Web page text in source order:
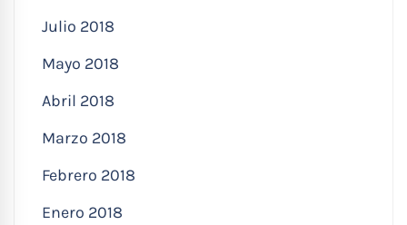
Julio 2018
Mayo 2018
Abril 2018
Marzo 2018
Febrero 2018
Enero 2018